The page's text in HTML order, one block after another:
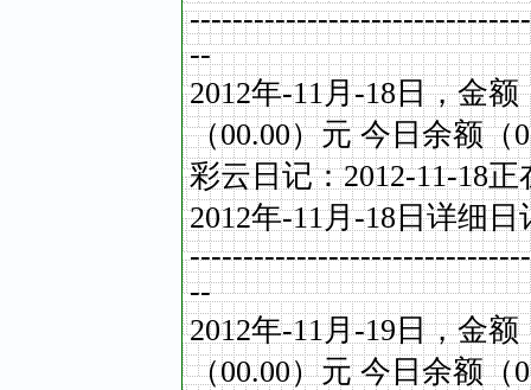
--
2012年-11月-18日，金额
（00.00）元 今日余额（
彩云日记：2012-11-18正
2012年-11月-18日详细日
--
2012年-11月-19日，金额
（00.00）元 今日余额（